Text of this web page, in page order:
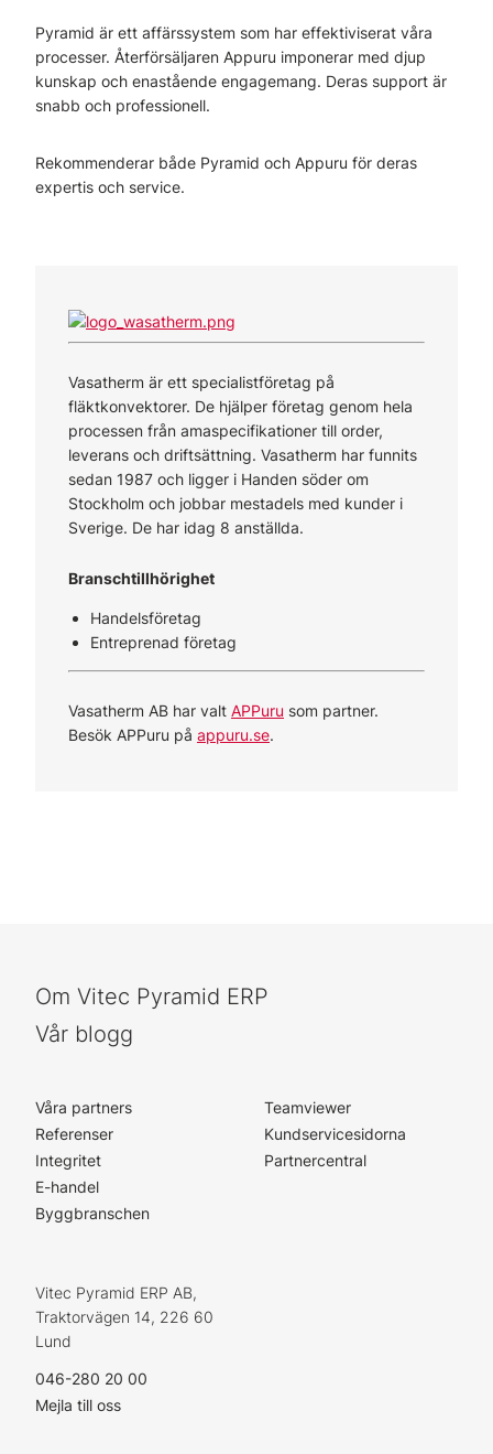
Pyramid är ett affärssystem som har effektiviserat våra
processer. Återförsäljaren Appuru imponerar med djup
kunskap och enastående engagemang. Deras support är
snabb och professionell.
Rekommenderar både Pyramid och Appuru för deras
expertis och service.
Vasatherm är ett specialistföretag på
fläktkonvektorer. De hjälper företag genom hela
processen från amaspecifikationer till order,
leverans och driftsättning. Vasatherm har funnits
sedan 1987 och ligger i Handen söder om
Stockholm och jobbar mestadels med kunder i
Sverige. De har idag 8 anställda.
Branschtillhörighet
Handelsföretag
Entreprenad företag
Vasatherm AB har valt APPuru som partner.
Besök APPuru på appuru.se.
Om Vitec Pyramid ERP
Vår blogg
Våra partners
Referenser
Integritet
E-handel
Byggbranschen
Teamviewer
Kundservicesidorna
Partnercentral
Vitec Pyramid ERP AB,
Traktorvägen 14, 226 60
Lund
046-280 20 00
Mejla till oss